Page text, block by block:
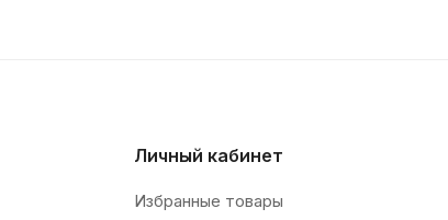
Личный кабинет
Избранные товары